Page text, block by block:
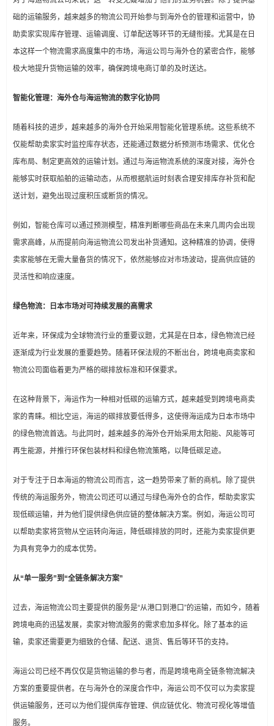
础的运输服务，越来越多的物流公司开始参与到海外仓的管理和运营中，协
助卖家实现库存管理、运输调度、订单配送等环节的无缝衔接。尤其是在日
本这样一个物流需求高度集中的市场，海运公司与海外仓的紧密合作，能够
极大地提升货物运输的效率，确保跨境电商订单的及时送达。
智能化管理：海外仓与海运物流的数字化协同
随着科技的进步，越来越多的海外仓开始采用智能化管理系统。这些系统不
仅能帮助卖家实时监控库存状态，还能通过数据分析预测市场需求、优化仓
库布局、制定更高效的运输计划。通过与海运物流系统的深度对接，海外仓
能够实时获取船舶的运输动态，从而根据航运时刻表合理安排库存补货和配
送计划，避免出现过度积压或断货的情况。
例如，智能仓库可以通过预测模型，精准判断哪些商品在未来几周内会出现
需求高峰，从而提前向海运物流公司发出补货通知。这种精准的协调，使得
卖家能够在无需大量备货的情况下，依然能够应对市场波动，提高供应链的
灵活性和响应速度。
绿色物流：日本市场对可持续发展的高需求
近年来，环保成为全球物流行业的重要议题，尤其是在日本，绿色物流已经
逐渐成为行业发展的重要趋势。随着环保法规的不断出台，跨境电商卖家和
物流公司面临着更为严格的碳排放标准和环保要求。
在这种背景下，海运作为一种相对低碳的运输方式，越来越受到跨境电商卖
家的青睐。相比空运，海运的碳排放要低得多，这使得海运成为日本市场中
的绿色物流首选。与此同时，越来越多的海外仓开始采用太阳能、风能等可
再生能源，并推行环保包装材料和绿色物流策略，以降低碳足迹。
对于专注于日本海运的物流公司而言，这一趋势带来了新的商机。除了提供
传统的海运服务外，物流公司还可以通过与绿色海外仓的合作，帮助卖家实
现低碳运输，并为他们提供绿色供应链的整体解决方案。例如，海运公司可
以帮助卖家将货物从空运转向海运，降低碳排放的同时，还能为卖家提供更
为具有竞争力的成本优势。
从“单一服务”到“全链条解决方案”
过去，海运物流公司主要提供的服务是“从港口到港口”的运输，而如今，随着
跨境电商的迅猛发展，卖家对物流服务的需求愈加多样化。除了基本的运
输，卖家还需要更为细致的仓储、配送、退货、售后等环节的支持。
海运公司已经不再仅仅是货物运输的参与者，而是跨境电商全链条物流解决
方案的重要提供者。在与海外仓的深度合作中，海运公司不仅可以为卖家提
供运输服务，还可以为他们提供库存管理、供应链优化、物流可视化等增值
服务。